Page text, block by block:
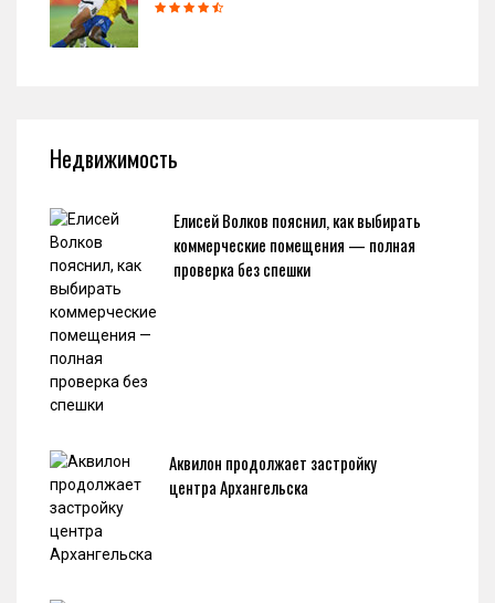
Недвижимость
Елисей Волков пояснил, как выбирать
коммерческие помещения — полная
проверка без спешки
Аквилон продолжает застройку
центра Архангельска